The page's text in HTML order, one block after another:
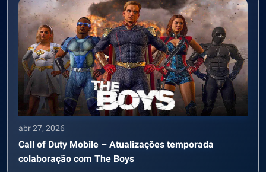
abr 27, 2026
Call of Duty Mobile – Atualizações temporada
colaboração com The Boys